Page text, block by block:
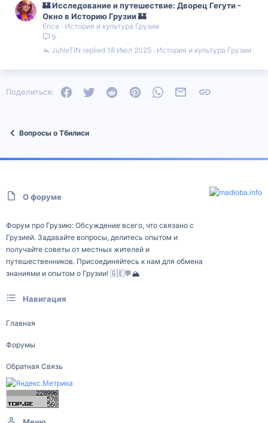
🏰 Исследование и путешествие: Дворец Гегути -
Окно в Историю Грузии 🏰
Erica
История и культура Грузии
9
История и культура Грузии
18 Июл 2025
JuNeTiN
Поделиться: FacebookTwitter Reddit PinterestWhatsAppЭлектронная почта
Вопросы о Тбилиси
О форуме
Форум про Грузию: Обсуждение всего, что связано с
Грузией. Задавайте вопросы, делитесь опытом и
получайте советы от местных жителей и
путешественников. Присоединяйтесь к нам для обмена
знаниями и опытом о Грузии! 🇬🇪💬🏔️
Навигация
Главная
Форумы
Обратная Связь